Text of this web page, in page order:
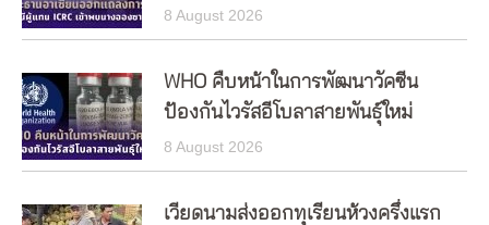
8 August 2026
WHO คืบหน้าในการพัฒนาวัคซีน
ป้องกันไวรัสอีโบลาสายพันธุ์ใหม่
8 August 2026
เวียดนามส่งออกทุเรียนห้วงครึ่งแรก